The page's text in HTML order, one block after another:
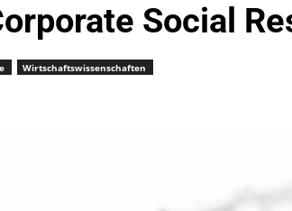
Social
Wirtschaftswissenschaften